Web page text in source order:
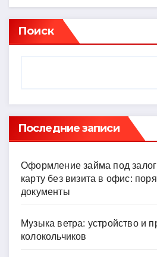
n
o
kl
ni
ki
at
s
A
er
e
a
Поиск
Последние записи
Оформление займа под
карту без визита в офис:
документы
Музыка ветра: устройство и
колокольчиков